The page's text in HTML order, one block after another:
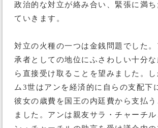
政治的な対立が絡み合い、緊張に満ち
ていきます。
対立の火種の一つは金銭問題でした
承者としての地位にふさわしい十分
ら直接受け取ることを望みました。
ム3世はアンを経済的に自らの支配下
彼女の歳費を国王の内廷費から支払う
ました。アンは親友サラ・チャーチル